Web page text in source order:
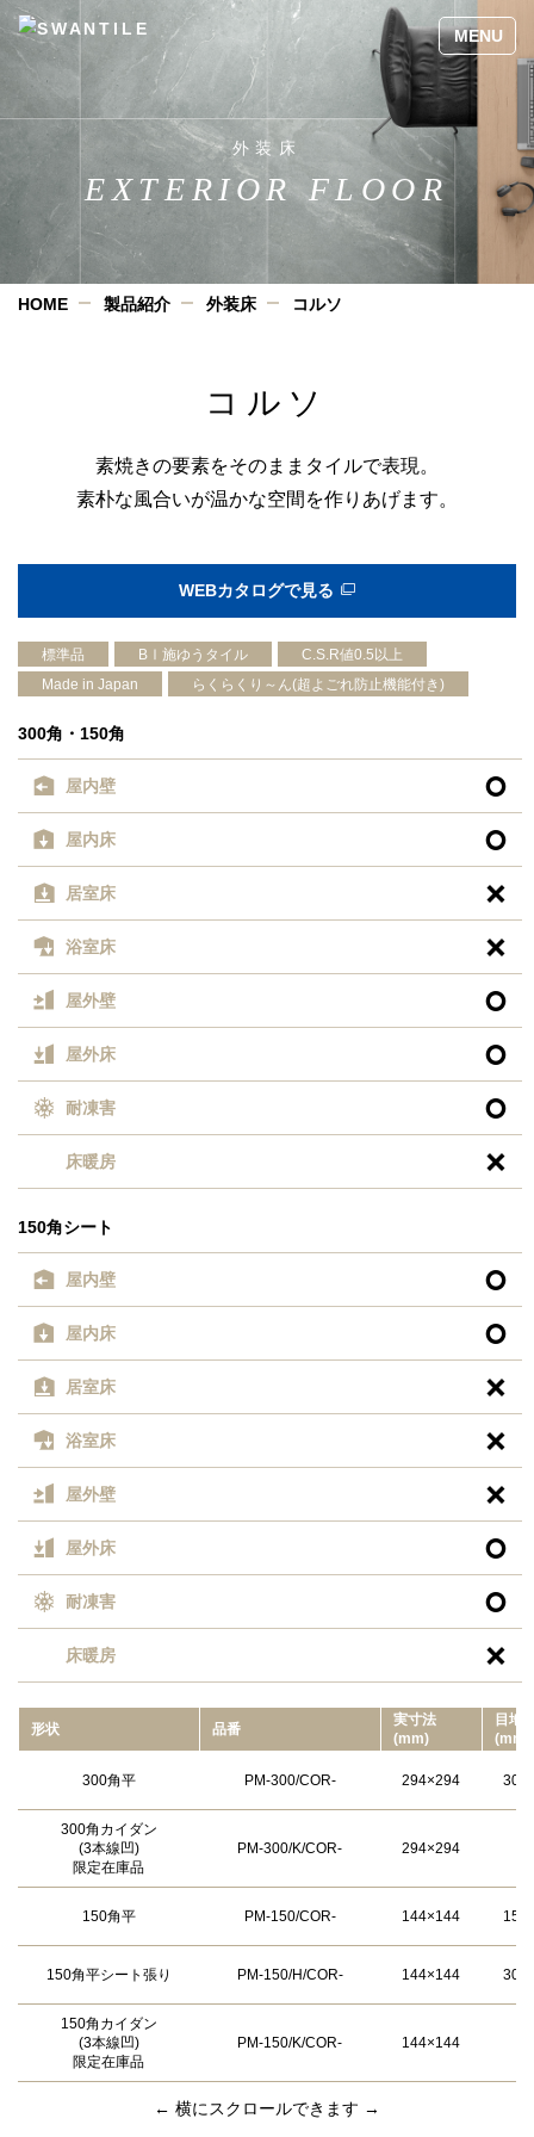
外装床
EXTERIOR FLOOR
HOME 製品紹介 外装床 コルソ
コルソ
素焼きの要素をそのままタイルで表現。
素朴な風合いが温かな空間を作りあげます。
WEBカタログで見る
標準品 BⅠ施ゆうタイル
C.S.R値0.5以上
Made in Japan
らくらくり～ん(超よごれ防止機能付き)
300角・150角
屋内壁 
屋内床 
居室床 
浴室床 
屋外壁 
屋外床 
耐凍害 
床暖房 
150角シート
屋内壁 
屋内床 
居室床 
浴室床 
屋外壁 
屋外床 
耐凍害 
床暖房 
形状 品番
実⼨法
(mm)
目地
(mm)
300角平 PM-300/COR- 294×294
300角カイダン
(3本線凹)
限定在庫品
PM-300/K/COR- 294×294
150角平 PM-150/COR- 144×144
150角平シート張り PM-150/H/COR- 144×144
150角カイダン
(3本線凹)
限定在庫品
PM-150/K/COR- 144×144
← 横にスクロールできます →